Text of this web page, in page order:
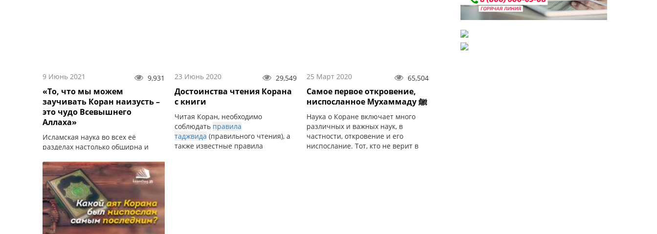
9 Июнь 2021 9,931
«То, что мы можем
заучивать Коран наизусть –
это чудо Всевышнего
Аллаха»
Исламская наука во всех её
разделах настолько обширна и
повседневных вопросах.
23 Июнь 2020 29,549
Достоинства чтения Корана
с книги
Читая Коран, необходимо
соблюдать правила
таджвида (правильного чтения), а
также известные правила
25 Март 2020 65,504
Самое первое откровение,
ниспосланное Мухаммаду ﷺ
Наука о Коране включает много
различных и важных наук, в
частности, откровение и его
ниспослание. Тот, кто не верит в